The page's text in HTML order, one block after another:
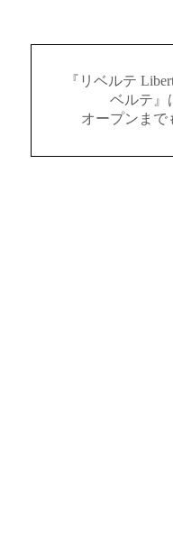
『リベルテ
ベルテ』
オープンまで